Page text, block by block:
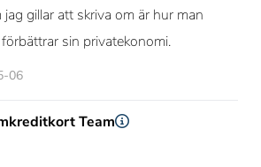
gillar att skriva om är hur man
sin privatekonomi.
06
Team